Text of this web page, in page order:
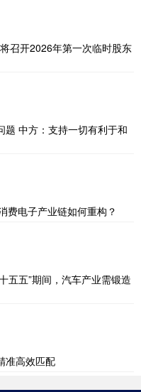
召开2026年第一次临时股东
题 中方：支持一切有利于和
费电子产业链如何重构？
五五”期间，汽车产业需锻造
准高效匹配